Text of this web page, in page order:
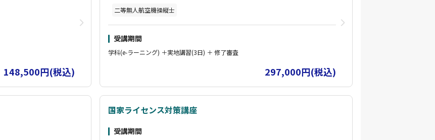
148,500円(税込)
二等無人航空機操縦士
受講期間
学科(e-ラーニング) ＋実地講習(3日) ＋ 修了審査
297,000円(税込)
国家ライセンス対策講座
受講期間